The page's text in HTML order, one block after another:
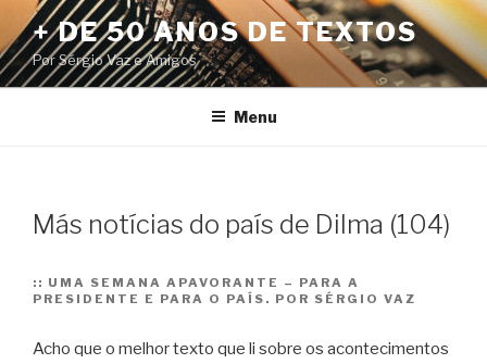
Pular
para
o
conteúdo
+ DE 50 ANOS DE TEXTOS
Por Sérgio Vaz e Amigos
Menu
Más notícias do país de Dilma (104)
:: UMA SEMANA APAVORANTE – PARA A
PRESIDENTE E PARA O PAÍS. POR SÉRGIO VAZ
Acho que o melhor texto que li sobre os acontecimentos